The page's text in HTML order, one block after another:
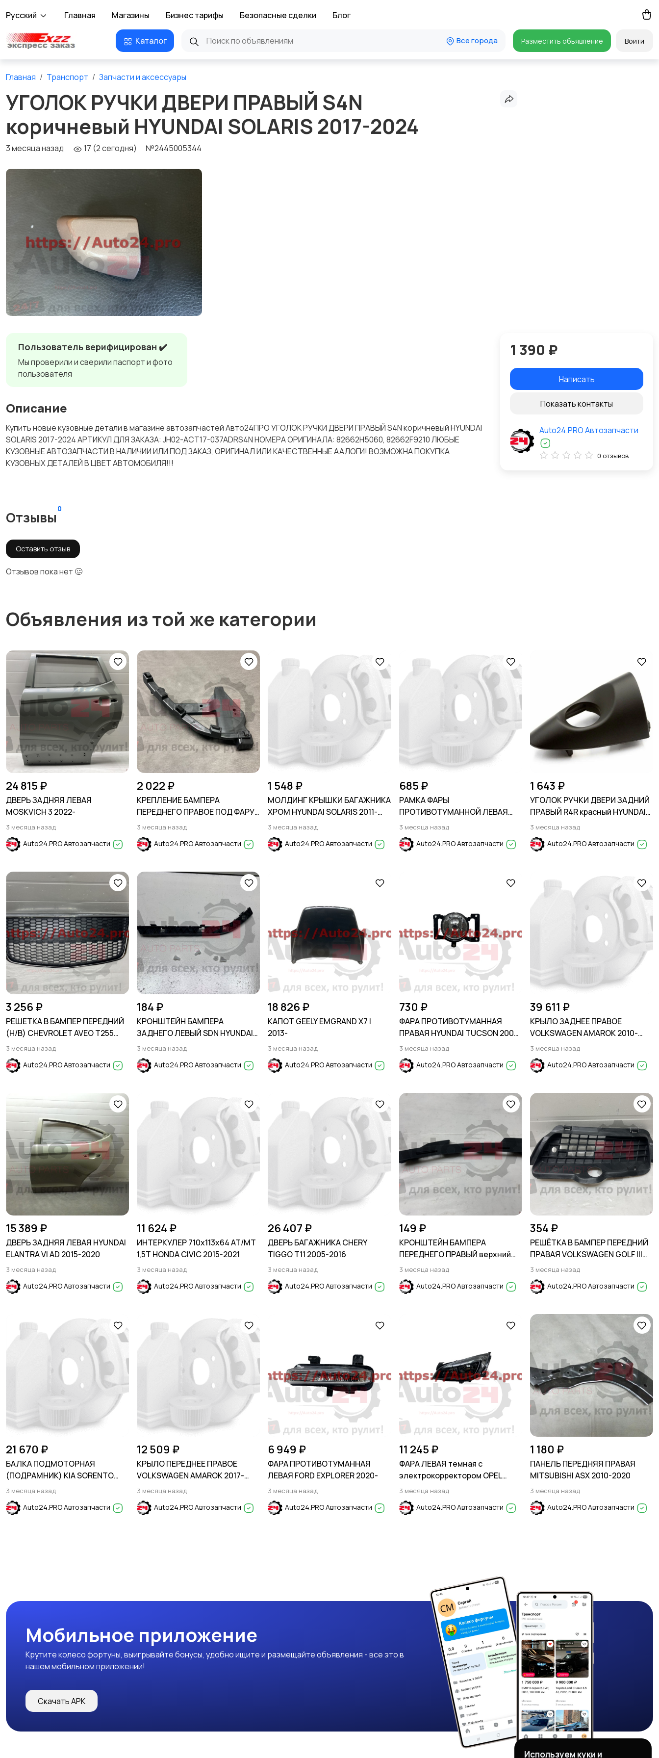
Русский Главная Магазины Бизнес тарифы Безопасные сделки Блог
Каталог Все города Разместить объявление Войти
Главная Транспорт Запчасти и аксессуары
УГОЛОК РУЧКИ ДВЕРИ ПРАВЫЙ S4N
коричневый HYUNDAI SOLARIS 2017-2024
3 месяца назад 17 (2 сегодня) №2445005344
Пользователь верифицирован ✔️
Мы проверили и сверили паспорт и фото
пользователя
Описание
Купить новые кузовные детали в магазине автозапчастей Авто24ПРО УГОЛОК РУЧКИ ДВЕРИ ПРАВЫЙ S4N коричневый HYUNDAI
SOLARIS 2017-2024 АРТИКУЛ ДЛЯ ЗАКАЗА: JH02-ACT17-037ADRS4N НОМЕРА ОРИГИНАЛА: 82662H5060, 82662F9210 ЛЮБЫЕ
КУЗОВНЫЕ АВТОЗАПЧАСТИ В НАЛИЧИИ ИЛИ ПОД ЗАКАЗ, ОРИГИНАЛ ИЛИ КАЧЕСТВЕННЫЕ ААЛОГИ! ВОЗМОЖНА ПОКУПКА
КУЗОВНЫХ ДЕТАЛЕЙ В ЦВЕТ АВТОМОБИЛЯ!!!
Отзывы
0
Оставить отзыв
Отзывов пока нет 🥴
1 390 ₽
Написать
Показать контакты
Auto24.PRO Автозапчасти
0 отзывов
Объявления из той же категории
24 815 ₽
ДВЕРЬ ЗАДНЯЯ ЛЕВАЯ
MOSKVICH 3 2022-
3 месяца назад
Auto24.PRO Автозапчасти
2 022 ₽
КРЕПЛЕНИЕ БАМПЕРА
ПЕРЕДНЕГО ПРАВОЕ ПОД ФАРУ
HONDA CIVIC X 2015-
3 месяца назад
Auto24.PRO Автозапчасти
1 548 ₽
МОЛДИНГ КРЫШКИ БАГАЖНИКА
ХРОМ HYUNDAI SOLARIS 2011-
2017
3 месяца назад
Auto24.PRO Автозапчасти
685 ₽
РАМКА ФАРЫ
ПРОТИВОТУМАННОЙ ЛЕВАЯ
ХРОМ FORD ECOSPORT 2013-
2019
3 месяца назад
Auto24.PRO Автозапчасти
1 643 ₽
УГОЛОК РУЧКИ ДВЕРИ ЗАДНИЙ
ПРАВЫЙ R4R красный HYUNDAI
CRETA 2016-2021
3 месяца назад
Auto24.PRO Автозапчасти
3 256 ₽
РЕШЕТКА В БАМПЕР ПЕРЕДНИЙ
(Н/В) CHEVROLET AVEO T255
2008-
3 месяца назад
Auto24.PRO Автозапчасти
184 ₽
КРОНШТЕЙН БАМПЕРА
ЗАДНЕГО ЛЕВЫЙ SDN HYUNDAI
SOLARIS 2011-2017
3 месяца назад
Auto24.PRO Автозапчасти
18 826 ₽
КАПОТ GEELY EMGRAND X7 I
2013-
3 месяца назад
Auto24.PRO Автозапчасти
730 ₽
ФАРА ПРОТИВОТУМАННАЯ
ПРАВАЯ HYUNDAI TUCSON 2004-
2009
3 месяца назад
Auto24.PRO Автозапчасти
39 611 ₽
КРЫЛО ЗАДНЕЕ ПРАВОЕ
VOLKSWAGEN AMAROK 2010-
2022
3 месяца назад
Auto24.PRO Автозапчасти
15 389 ₽
ДВЕРЬ ЗАДНЯЯ ЛЕВАЯ HYUNDAI
ELANTRA VI AD 2015-2020
3 месяца назад
Auto24.PRO Автозапчасти
11 624 ₽
ИНТЕРКУЛЕР 710x113x64 AT/MT
1,5T HONDA CIVIC 2015-2021
3 месяца назад
Auto24.PRO Автозапчасти
26 407 ₽
ДВЕРЬ БАГАЖНИКА CHERY
TIGGO T11 2005-2016
3 месяца назад
Auto24.PRO Автозапчасти
149 ₽
КРОНШТЕЙН БАМПЕРА
ПЕРЕДНЕГО ПРАВЫЙ верхний
HYUNDAI SOLARIS 2011-2014
3 месяца назад
Auto24.PRO Автозапчасти
354 ₽
РЕШЁТКА В БАМПЕР ПЕРЕДНИЙ
ПРАВАЯ VOLKSWAGEN GOLF III
1992-
3 месяца назад
Auto24.PRO Автозапчасти
21 670 ₽
БАЛКА ПОДМОТОРНАЯ
(ПОДРАМНИК) KIA SORENTO
2009-2020
3 месяца назад
Auto24.PRO Автозапчасти
12 509 ₽
КРЫЛО ПЕРЕДНЕЕ ПРАВОЕ
VOLKSWAGEN AMAROK 2017-
2023
3 месяца назад
Auto24.PRO Автозапчасти
6 949 ₽
ФАРА ПРОТИВОТУМАННАЯ
ЛЕВАЯ FORD EXPLORER 2020-
3 месяца назад
Auto24.PRO Автозапчасти
11 245 ₽
ФАРА ЛЕВАЯ темная с
электрокорректором OPEL
ASTRA J 2010-2013
3 месяца назад
Auto24.PRO Автозапчасти
1 180 ₽
ПАНЕЛЬ ПЕРЕДНЯЯ ПРАВАЯ
MITSUBISHI ASX 2010-2020
3 месяца назад
Auto24.PRO Автозапчасти
Мобильное приложение
Крутите колесо фортуны, выигрывайте бонусы, удобно ищите и размещайте объявления - все это в
нашем мобильном приложении!
Скачать APK
Используем куки и